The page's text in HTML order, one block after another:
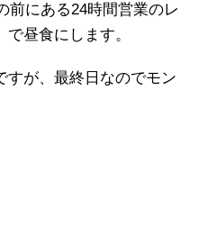
前にある24時間営業のレ
で昼食にします。
すが、最終日なのでモン